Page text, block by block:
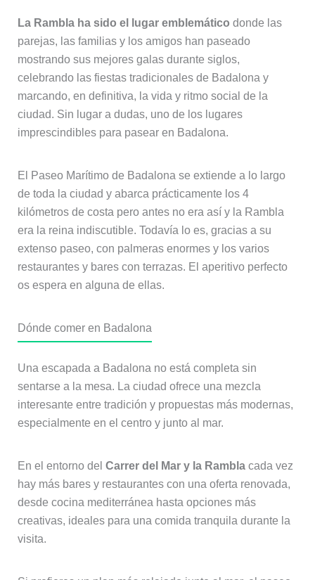
La Rambla ha sido el lugar emblemático donde las
parejas, las familias y los amigos han paseado
mostrando sus mejores galas durante siglos,
celebrando las fiestas tradicionales de Badalona y
marcando, en definitiva, la vida y ritmo social de la
ciudad. Sin lugar a dudas, uno de los lugares
imprescindibles para pasear en Badalona.
El Paseo Marítimo de Badalona se extiende a lo largo
de toda la ciudad y abarca prácticamente los 4
kilómetros de costa pero antes no era así y la Rambla
era la reina indiscutible. Todavía lo es, gracias a su
extenso paseo, con palmeras enormes y los varios
restaurantes y bares con terrazas. El aperitivo perfecto
os espera en alguna de ellas.
Dónde comer en Badalona
Una escapada a Badalona no está completa sin
sentarse a la mesa. La ciudad ofrece una mezcla
interesante entre tradición y propuestas más modernas,
especialmente en el centro y junto al mar.
En el entorno del Carrer del Mar y la Ramblacada vez
hay más bares y restaurantes con una oferta renovada,
desde cocina mediterránea hasta opciones más
creativas, ideales para una comida tranquila durante la
visita.